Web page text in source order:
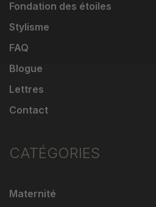
Fondation des étoiles
Stylisme
FAQ
Blogue
Lettres
Contact
CATÉGORIES
Maternité